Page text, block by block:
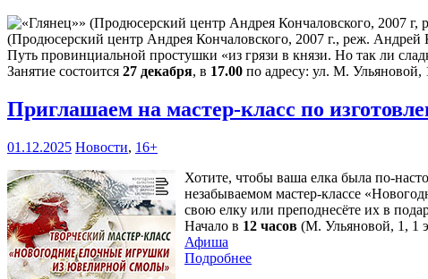
(Продюсерский центр Андрея Кончаловского, 2007 г., реж. Андрей
Путь провинциальной простушки «из грязи в князи. Но так ли
Занятие состоится 27 декабря, в 17.00 по адресу: ул. М. Ульяновой,
Приглашаем на мастер-класс по
01.12.2025 Новости, 16+
Хотите, чтобы ваша елка была по-
незабываемом мастер-классе
свою елку или преподнесёте их в
Начало в 12 часов (М. Ульяновой, 1, 1
Афиша
Подробнее